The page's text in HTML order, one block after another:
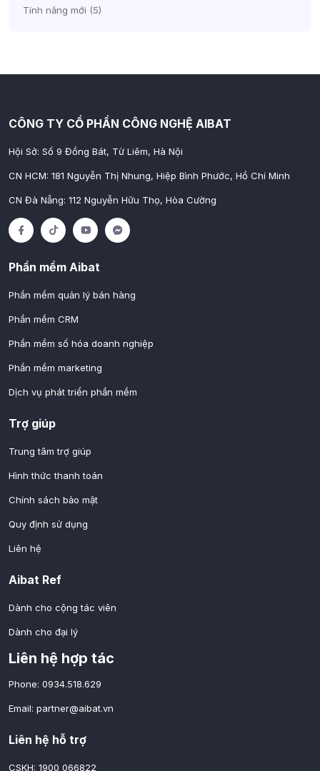
Tính năng mới (5)
CÔNG TY CỔ PHẦN CÔNG NGHỆ AIBAT
Hội Sở: Số 9 Đồng Bát, Từ Liêm, Hà Nội
CN HCM: 181 Nguyễn Thị Nhung, Hiệp Bình Phước, Hồ Chí Minh
CN Đà Nẵng: 112 Nguyễn Hữu Thọ, Hòa Cường
Phần mềm Aibat
Phần mềm quản lý bán hàng
Phần mềm CRM
Phần mềm số hóa doanh nghiệp
Phần mềm marketing
Dịch vụ phát triển phần mềm
Trợ giúp
Trung tâm trợ giúp
Hình thức thanh toán
Chính sách bảo mật
Quy định sử dụng
Liên hệ
Aibat Ref
Dành cho cộng tác viên
Dành cho đại lý
Liên hệ hợp tác
Phone: 0934.518.629
Email: partner@aibat.vn
Liên hệ hỗ trợ
CSKH: 1900 066822